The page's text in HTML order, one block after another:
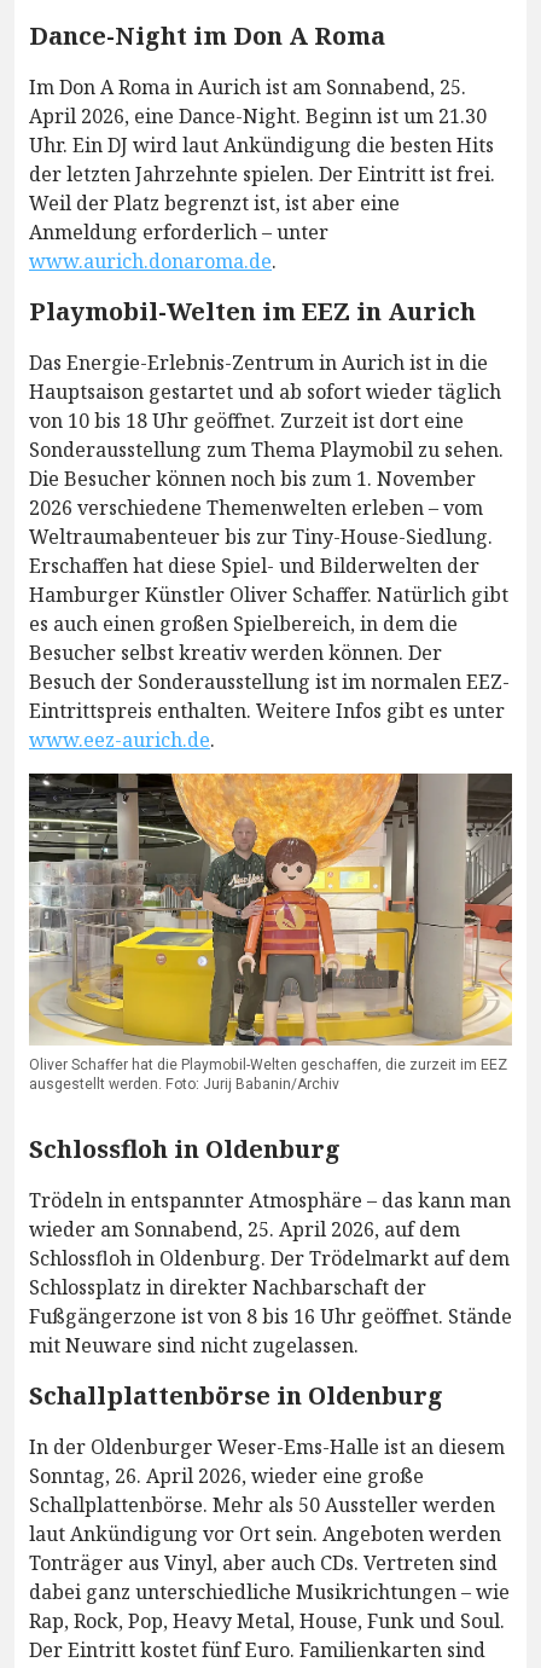
Dance-Night im Don A Roma
Im Don A Roma in Aurich ist am Sonnabend, 25.
April 2026, eine Dance-Night. Beginn ist um 21.30
Uhr. Ein DJ wird laut Ankündigung die besten Hits
der letzten Jahrzehnte spielen. Der Eintritt ist frei.
Weil der Platz begrenzt ist, ist aber eine
Anmeldung erforderlich – unter
www.aurich.donaroma.de.
Playmobil-Welten im EEZ in Aurich
Das Energie-Erlebnis-Zentrum in Aurich ist in die
Hauptsaison gestartet und ab sofort wieder täglich
von 10 bis 18 Uhr geöffnet. Zurzeit ist dort eine
Sonderausstellung zum Thema Playmobil zu sehen.
Die Besucher können noch bis zum 1. November
2026 verschiedene Themenwelten erleben – vom
Weltraumabenteuer bis zur Tiny-House-Siedlung.
Erschaffen hat diese Spiel- und Bilderwelten der
Hamburger Künstler Oliver Schaffer. Natürlich gibt
es auch einen großen Spielbereich, in dem die
Besucher selbst kreativ werden können. Der
Besuch der Sonderausstellung ist im normalen EEZ-
Eintrittspreis enthalten. Weitere Infos gibt es unter
www.eez-aurich.de.
Oliver Schaffer hat die Playmobil-Welten geschaffen, die zurzeit im EEZ
ausgestellt werden. Foto: Jurij Babanin/Archiv
Schlossfloh in Oldenburg
Trödeln in entspannter Atmosphäre – das kann man
wieder am Sonnabend, 25. April 2026, auf dem
Schlossfloh in Oldenburg. Der Trödelmarkt auf dem
Schlossplatz in direkter Nachbarschaft der
Fußgängerzone ist von 8 bis 16 Uhr geöffnet. Stände
mit Neuware sind nicht zugelassen.
Schallplattenbörse in Oldenburg
In der Oldenburger Weser-Ems-Halle ist an diesem
Sonntag, 26. April 2026, wieder eine große
Schallplattenbörse. Mehr als 50 Aussteller werden
laut Ankündigung vor Ort sein. Angeboten werden
Tonträger aus Vinyl, aber auch CDs. Vertreten sind
dabei ganz unterschiedliche Musikrichtungen – wie
Rap, Rock, Pop, Heavy Metal, House, Funk und Soul.
Der Eintritt kostet fünf Euro. Familienkarten sind